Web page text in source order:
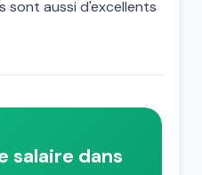
sont aussi d'excellents
salaire dans